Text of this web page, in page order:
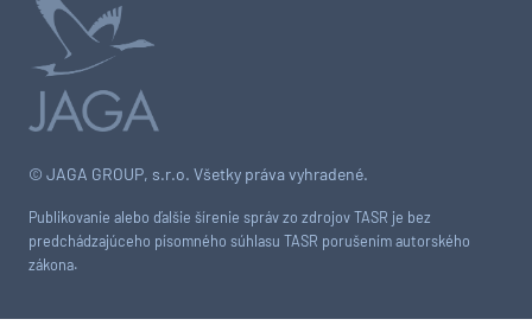
© JAGA GROUP, s.r.o. Všetky práva vyhradené.
Publikovanie alebo ďalšie šírenie správ zo zdrojov TASR je bez
predchádzajúceho písomného súhlasu TASR porušením autorského
zákona.